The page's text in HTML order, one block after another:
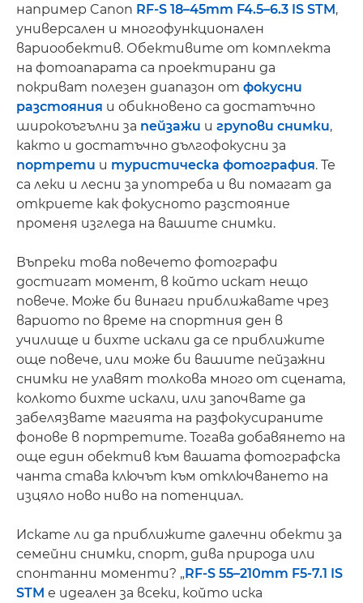
например Canon RF-S 18–45mm F4.5–6.3 IS STM,
универсален и многофункционален
вариообектив. Обективите от комплекта
на фотоапарата са проектирани да
покриват полезен диапазон от фокусни
разстояния и обикновено са достатъчно
широкоъгълни за пейзажи и групови снимки,
както и достатъчно дългофокусни за
портрети и туристическа фотография. Те
са леки и лесни за употреба и ви помагат да
откриете как фокусното разстояние
променя изгледа на вашите снимки.
Въпреки това повечето фотографи
достигат момент, в който искат нещо
повече. Може би винаги приближавате чрез
вариото по време на спортния ден в
училище и бихте искали да се приближите
още повече, или може би вашите пейзажни
снимки не улавят толкова много от сцената,
колкото бихте искали, или започвате да
забелязвате магията на разфокусираните
фонове в портретите. Тогава добавянето на
още един обектив към вашата фотографска
чанта става ключът към отключването на
изцяло ново ниво на потенциал.
Искате ли да приближите далечни обекти за
семейни снимки, спорт, дива природа или
спонтанни моменти? „RF-S 55–210mm F5-7.1 IS
STM е идеален за всеки, който иска